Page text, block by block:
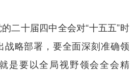
二十届四中全会对“十五五”时
战略部署，要全面深刻准确领
是要以全局视野领会全会精